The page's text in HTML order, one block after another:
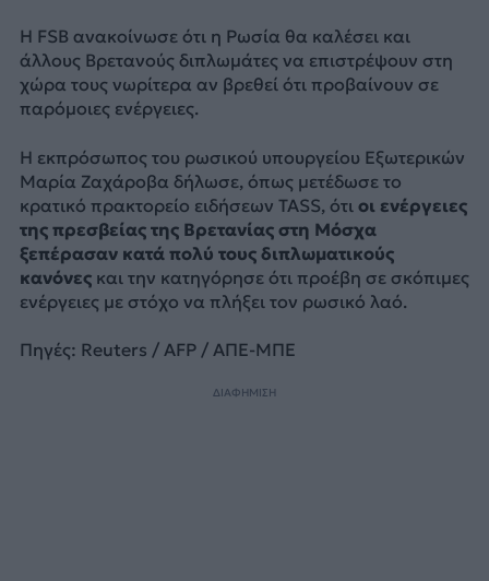
Η FSB ανακοίνωσε ότι η Ρωσία θα καλέσει και
άλλους Βρετανούς διπλωμάτες να επιστρέψουν στη
χώρα τους νωρίτερα αν βρεθεί ότι προβαίνουν σε
παρόμοιες ενέργειες.
Η εκπρόσωπος του ρωσικού υπουργείου Εξωτερικών
Μαρία Ζαχάροβα δήλωσε, όπως μετέδωσε το
κρατικό πρακτορείο ειδήσεων TASS, ότι οι ενέργειες
της πρεσβείας της Βρετανίας στη Μόσχα
ξεπέρασαν κατά πολύ τους διπλωματικούς
κανόνεςκαι την κατηγόρησε ότι προέβη σε σκόπιμες
ενέργειες με στόχο να πλήξει τον ρωσικό λαό.
Πηγές: Reuters / AFP / ΑΠΕ-ΜΠΕ
ΔΙΑΦΗΜΙΣΗ